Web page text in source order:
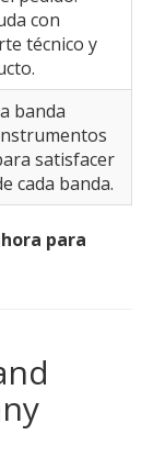
con
técnico y
banda
satisfacer
cada banda.
para